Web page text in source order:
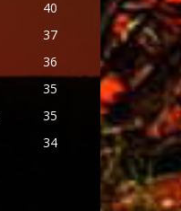
40
37
36
35
35
34